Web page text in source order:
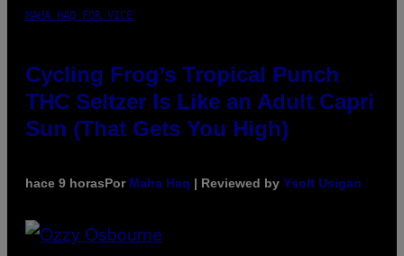
MAHA HAQ FOR VICE
Cycling Frog’s Tropical Punch
THC Seltzer Is Like an Adult Capri
Sun (That Gets You High)
hace 9 horasPor Maha Haq | Reviewed by Ysolt Usigan